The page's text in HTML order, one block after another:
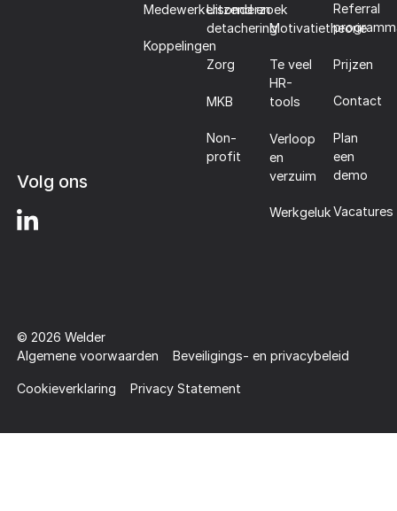
Volg ons
Medewerkersonderzoek
Koppelingen
Uitzend en
detachering
Zorg
MKB
Non-
profit
Motivatietheorie
Te veel
HR-
tools
Verloop
en
verzuim
Werkgeluk
Referral
Prijzen
Contact
Plan
een
demo
Vacatures
© 2026 Welder
Algemene voorwaarden
Beveiligings- en privacybeleid
Cookieverklaring Privacy Statement